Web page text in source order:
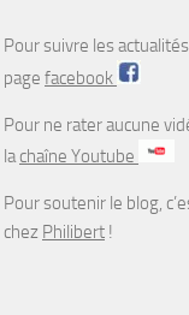
Pour suivre les
page facebook
Pour ne rater aucune
la chaîne Youtube
Pour soutenir le blog,
chez Philibert !